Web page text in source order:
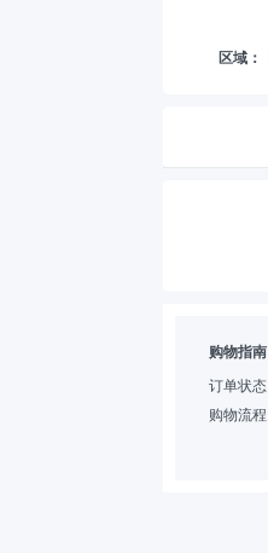
区域：
购物指南
订单状态
购物流程